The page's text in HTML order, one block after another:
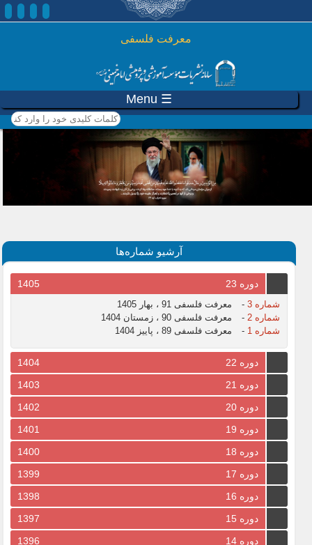
رفتن به محتوای اصلی
معرفت فلسفی
☰ Menu
کلمات کلیدی خود را وارد
کنید
آرشیو شماره‌ها
دوره 23 1405
شماره 3 -
معرفت فلسفی 91 ، بهار 1405
شماره 2
-
معرفت فلسفی 90 ، زمستان 1404
شماره 1
- معرفت فلسفی 89 ، پاییز 1404
دوره 22
1404
دوره 21
1403
دوره 20
1402
دوره 19
1401
دوره 18
1400
دوره 17
1399
دوره 16
1398
دوره 15
1397
دوره 14
1396